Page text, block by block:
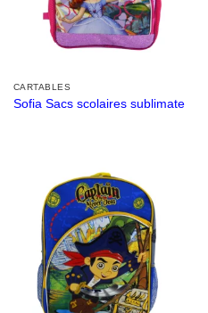
CARTABLES
Sofia Sacs scolaires sublimate